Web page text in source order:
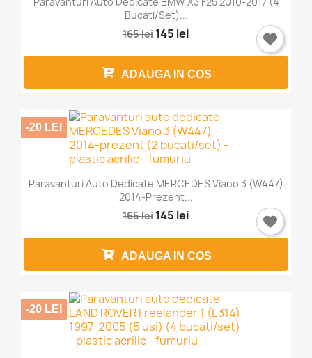
Bucati/set)...
165 lei 145 lei
ADAUGA IN COS
Paravanturi Auto Dedicate MERCEDES Viano 3 (W447)
2014-Prezent...
165 lei 145 lei
-20 LEI
ADAUGA IN COS
-20 LEI
Intra in cont